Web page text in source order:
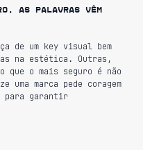
as palavras vêm
de um key visual bem
na estética. Outras,
que o mais seguro é não
marca pede coragem
para garantir